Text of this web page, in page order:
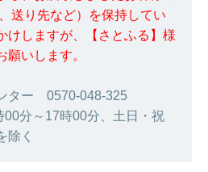
送り先など）を保持してい
けしますが、【さとふる】様
いします。
ター 0570-048-325
00分～17時00分、土日・祝
除く